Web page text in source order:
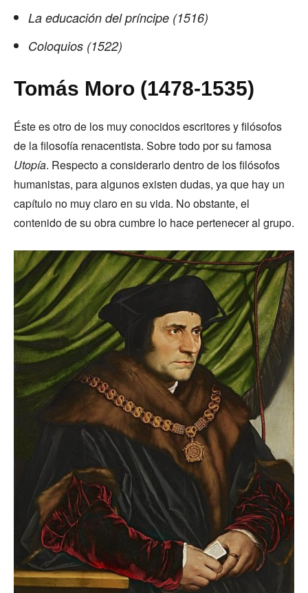
La educación del príncipe (1516)
Coloquios (1522)
Tomás Moro (1478-1535)
Éste es otro de los muy conocidos escritores y filósofos
de la filosofía renacentista. Sobre todo por su famosa
Utopía. Respecto a considerarlo dentro de los filósofos
humanistas, para algunos existen dudas, ya que hay un
capítulo no muy claro en su vida. No obstante, el
contenido de su obra cumbre lo hace pertenecer al grupo.